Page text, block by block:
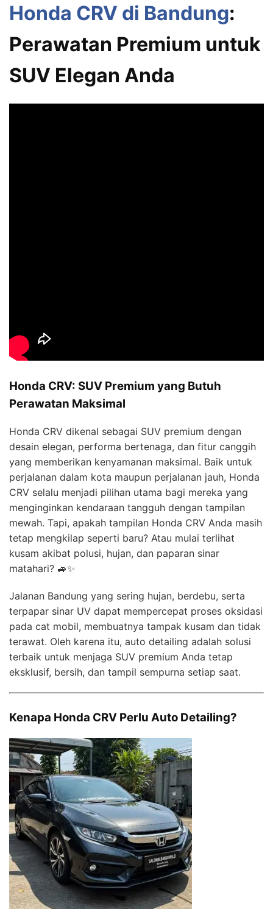
Honda CRV di Bandung:
Perawatan Premium untuk
SUV Elegan Anda
Honda CRV: SUV Premium yang Butuh
Perawatan Maksimal
Honda CRV dikenal sebagai SUV premium dengan
desain elegan, performa bertenaga, dan fitur canggih
yang memberikan kenyamanan maksimal. Baik untuk
perjalanan dalam kota maupun perjalanan jauh, Honda
CRV selalu menjadi pilihan utama bagi mereka yang
menginginkan kendaraan tangguh dengan tampilan
mewah. Tapi, apakah tampilan Honda CRV Anda masih
tetap mengkilap seperti baru? Atau mulai terlihat
kusam akibat polusi, hujan, dan paparan sinar
matahari? 🚙✨
Jalanan Bandung yang sering hujan, berdebu, serta
terpapar sinar UV dapat mempercepat proses oksidasi
pada cat mobil, membuatnya tampak kusam dan tidak
terawat. Oleh karena itu, auto detailing adalah solusi
terbaik untuk menjaga SUV premium Anda tetap
eksklusif, bersih, dan tampil sempurna setiap saat.
Kenapa Honda CRV Perlu Auto Detailing?